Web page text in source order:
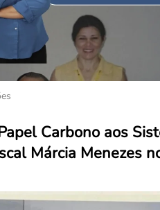
Carbono aos
Márcia Menezes